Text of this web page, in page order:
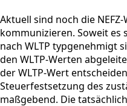
Aktuell sind noch die
kommunizieren. Soweit es
nach WLTP typgenehmigt
den WLTP-Werten
der WLTP-Wert
Steuerfestsetzung des
maßgebend. Die